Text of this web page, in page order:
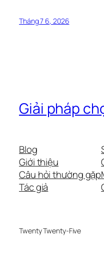
Tháng 7 6, 2026
Giải pháp
Blog
Giới thiệu
Câu hỏi thường gặp
Tác giả
Twenty Twenty-Five